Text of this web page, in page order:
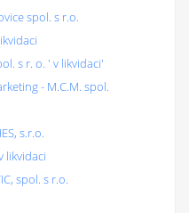
spol. s r.o.
s r. o. ' v likvidaci'
- M.C.M. spol.
s.r.o.
likvidaci
spol. s r.o.